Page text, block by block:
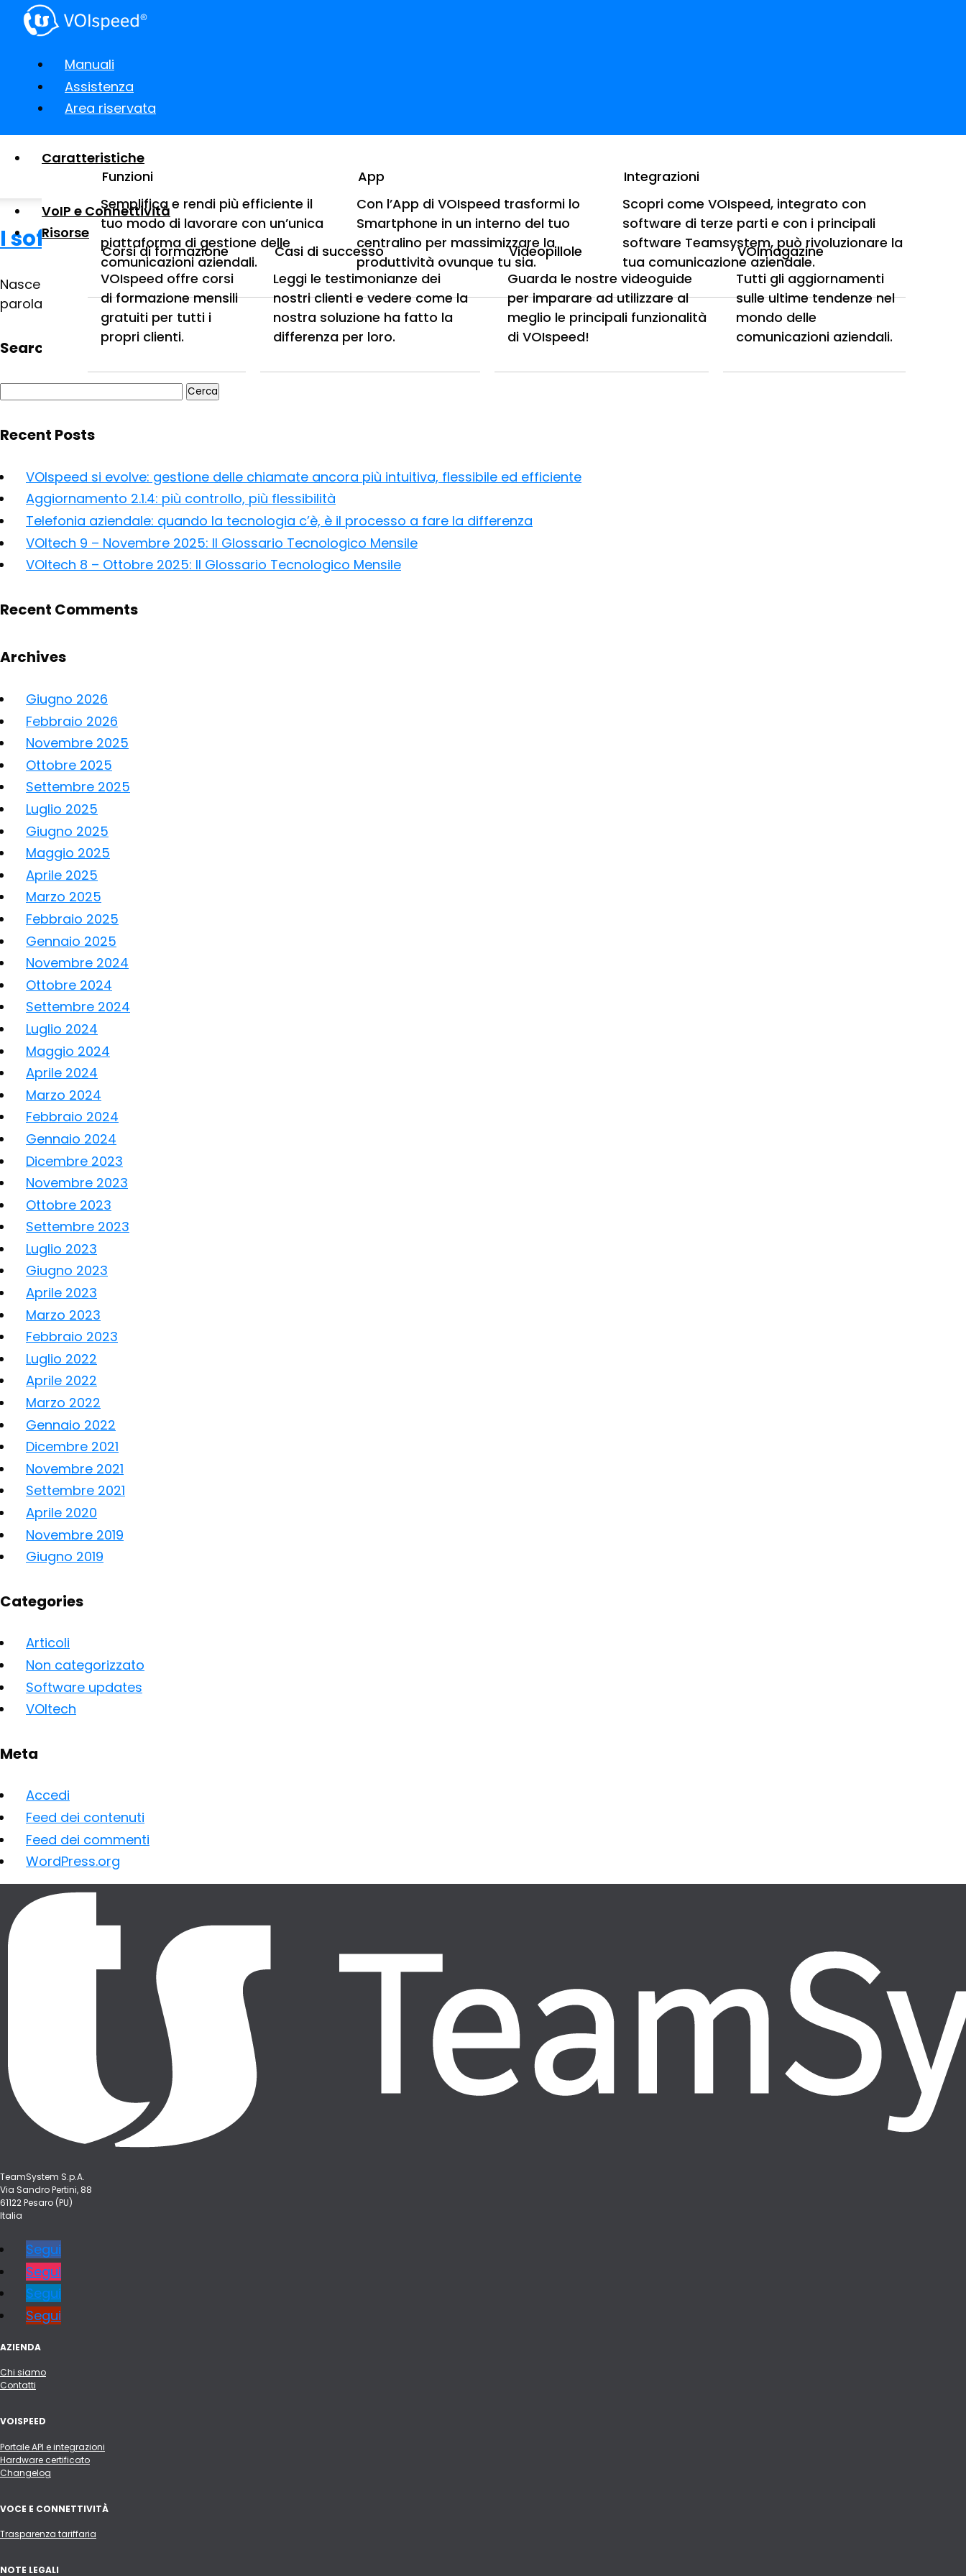
Manuali
Assistenza
Area riservata
Caratteristiche
Funzioni
Semplifica e rendi più efficiente il
tuo modo di lavorare con un’unica
piattaforma di gestione delle
comunicazioni aziendali.
App
Con l’App di VOIspeed trasformi lo
Smartphone in un interno del tuo
centralino per massimizzare la
produttività ovunque tu sia.
Integrazioni
Scopri come VOIspeed, integrato con
software di terze parti e con i principali
software Teamsystem, può rivoluzionare la
tua comunicazione aziendale.
VoIP e Connettività
Risorse
Corsi di formazione
VOIspeed offre corsi
di formazione mensili
gratuiti per tutti i
propri clienti.
Casi di successo
Leggi le testimonianze dei
nostri clienti e vedere come la
nostra soluzione ha fatto la
differenza per loro.
Videopillole
Guarda le nostre videoguide
per imparare ad utilizzare al
meglio le principali funzionalità
di VOIspeed!
VOImagazine
Tutti gli aggiornamenti
sulle ultime tendenze nel
mondo delle
comunicazioni aziendali.
I software VOIspeed e Gestim uniti per le agenzie immobiliari
Nasce oggi la partnership tra TeamSystem Communication e PAM srl, società leader per le agenzie immobiliari con il software “Gestim” e la
parola chiave è “INTEGRAZIONE”. Insieme a PAM srl, crediamo che la digitalizzazione di un ufficio o di...
Search
Ricerca
per:
Recent Posts
VOIspeed si evolve: gestione delle chiamate ancora più intuitiva, flessibile ed efficiente
Aggiornamento 2.1.4: più controllo, più flessibilità
Telefonia aziendale: quando la tecnologia c’è, è il processo a fare la differenza
VOItech 9 – Novembre 2025: Il Glossario Tecnologico Mensile
VOItech 8 – Ottobre 2025: Il Glossario Tecnologico Mensile
Recent Comments
Archives
Giugno 2026
Febbraio 2026
Novembre 2025
Ottobre 2025
Settembre 2025
Luglio 2025
Giugno 2025
Maggio 2025
Aprile 2025
Marzo 2025
Febbraio 2025
Gennaio 2025
Novembre 2024
Ottobre 2024
Settembre 2024
Luglio 2024
Maggio 2024
Aprile 2024
Marzo 2024
Febbraio 2024
Gennaio 2024
Dicembre 2023
Novembre 2023
Ottobre 2023
Settembre 2023
Luglio 2023
Giugno 2023
Aprile 2023
Marzo 2023
Febbraio 2023
Luglio 2022
Aprile 2022
Marzo 2022
Gennaio 2022
Dicembre 2021
Novembre 2021
Settembre 2021
Aprile 2020
Novembre 2019
Giugno 2019
Categories
Articoli
Non categorizzato
Software updates
VOItech
Meta
Accedi
Feed dei contenuti
Feed dei commenti
WordPress.org
TeamSystem S.p.A.
Via Sandro Pertini, 88
61122 Pesaro (PU)
Italia
Segui
Segui
Segui
Segui
AZIENDA
Chi siamo
Contatti
VOISPEED
Portale API e integrazioni
Hardware certificato
Changelog
VOCE E CONNETTIVITÀ
Trasparenza tariffaria
NOTE LEGALI